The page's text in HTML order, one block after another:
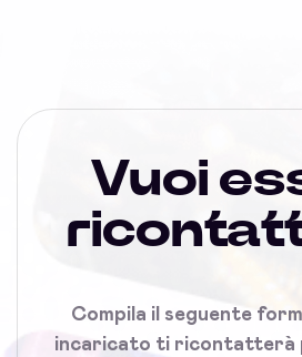
Vuoi
Compila il seguente
incaricato ti ricontatterà